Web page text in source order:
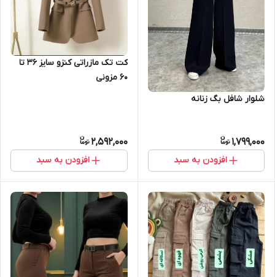
شلوار شافل بگ زنانه
1,799,000
افزودن به سبد
کت تک مازراتی کنزو سایز 36 تا
60 مزونی
2,592,000
افزودن به سبد